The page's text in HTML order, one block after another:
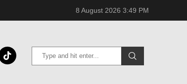
8 August 2026 3:49 PM